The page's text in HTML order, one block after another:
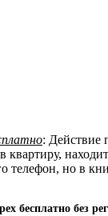
: Действие
телефон, но в
бесплатно без